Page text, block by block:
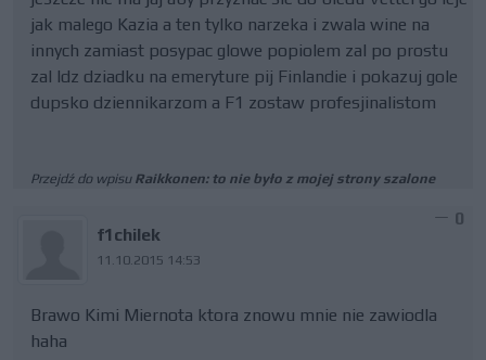
jak malego Kazia a ten tylko narzeka i zwala wine na
innych zamiast posypac glowe popiolem zal po prostu
zal Idz dziadku na emeryture pij Finlandie i pokazuj gole
dupsko dziennikarzom a F1 zostaw profesjinalistom
Przejdź do wpisu Raikkonen: to nie było z mojej strony szalone
f1chilek
11.10.2015 14:53
0
Brawo Kimi Miernota ktora znowu mnie nie zawiodla
haha